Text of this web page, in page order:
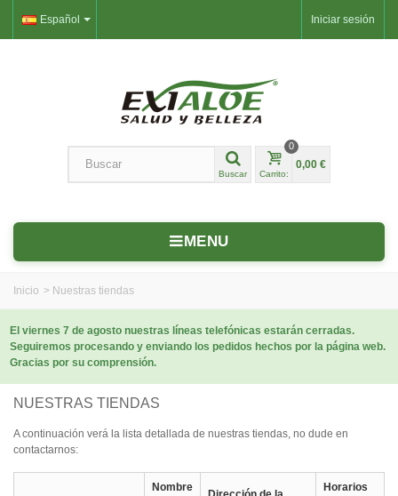
Iniciar sesión
Español
Buscar Carrito:
0
0,00 €
MENU
Inicio > Nuestras tiendas
El viernes 7 de agosto nuestras líneas telefónicas estarán cerradas.
Seguiremos procesando y enviando los pedidos hechos por la página web.
Gracias por su comprensión.
NUESTRAS TIENDAS
A continuación verá la lista detallada de nuestras tiendas, no dude en
contactarnos:
Nombre
Horarios